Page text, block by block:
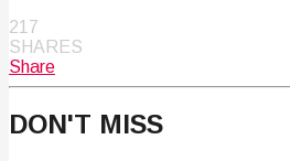
217
SHARES
Share
DON'T MISS